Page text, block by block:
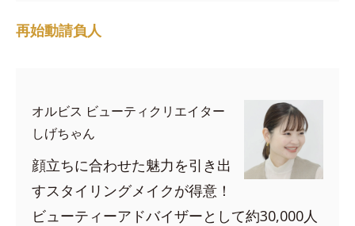
再始動請負人
オルビス ビューティクリエイター
しげちゃん
顔立ちに合わせた魅力を引き出
すスタイリングメイクが得意！
ビューティーアドバイザーとして約30,000人